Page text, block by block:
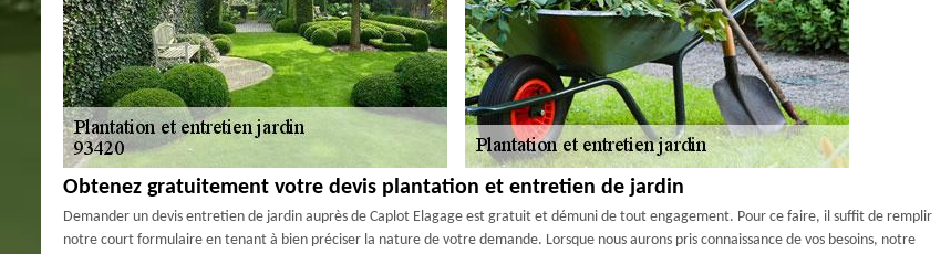
Obtenez gratuitement votre devis plantation et entretien de jardin
Demander un devis entretien de jardin auprès de Caplot Elagage est gratuit et démuni de tout engagement. Pour ce faire, il suffit de remplir
notre court formulaire en tenant à bien préciser la nature de votre demande. Lorsque nous aurons pris connaissance de vos besoins, notre